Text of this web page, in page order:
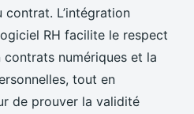
L’intégration
RH facilite le respect
numériques et la
tout en
de prouver la validité